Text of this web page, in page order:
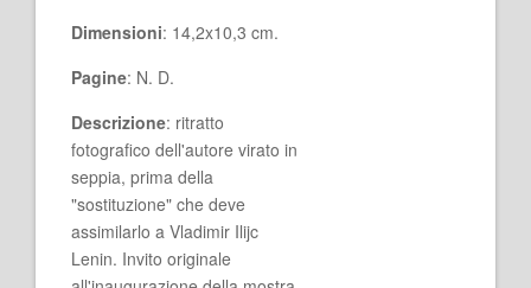
Dimensioni: 14,2x10,3 cm.
Pagine: N. D.
Descrizione: ritratto
fotografico dell'autore virato in
seppia, prima della
"sostituzione" che deve
assimilarlo a Vladimir Ilijc
Lenin. Invito originale